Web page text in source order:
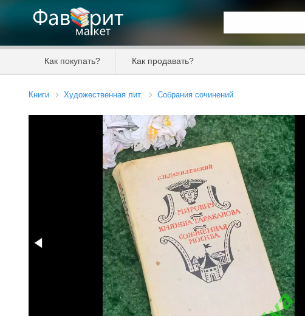
Как покупать? Как продавать?
Книги Художественная лит. Собрания сочинений